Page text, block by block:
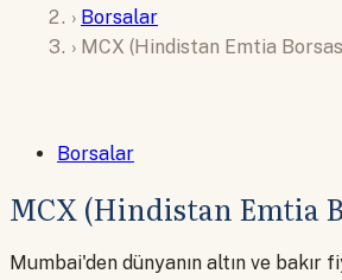
› Borsalar
› MCX (Hindistan Emtia
Borsalar
MCX (Hindistan Emtia
Mumbai'den dünyanın altın ve bakır